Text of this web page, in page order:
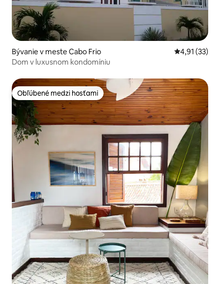
Bývanie v meste Cabo Frio Priemerné
4,91 (33)
Dom v luxusnom kondomíniu
Obľúbené medzi hosťami
Obľúbené medzi hosťami